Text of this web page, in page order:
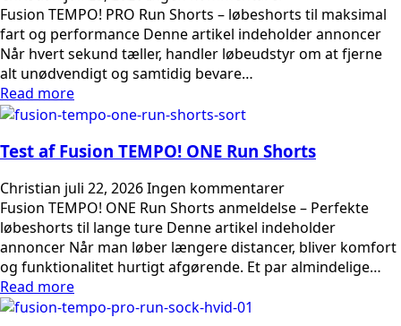
Fusion TEMPO! PRO Run Shorts – løbeshorts til maksimal
fart og performance Denne artikel indeholder annoncer
Når hvert sekund tæller, handler løbeudstyr om at fjerne
alt unødvendigt og samtidig bevare…
Read more
Test af Fusion TEMPO! ONE Run Shorts
Christian juli 22, 2026Ingen kommentarer
Fusion TEMPO! ONE Run Shorts anmeldelse – Perfekte
løbeshorts til lange ture Denne artikel indeholder
annoncer Når man løber længere distancer, bliver komfort
og funktionalitet hurtigt afgørende. Et par almindelige…
Read more